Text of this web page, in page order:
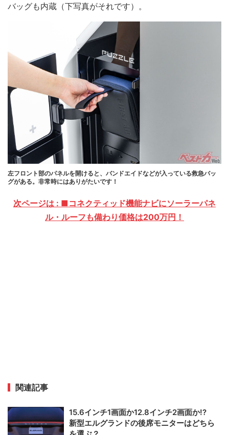
バッグも内蔵（下写真がそれです）。
左フロント部のパネルを開けると、バンドエイドなどが入っている救急バッ
グがある。非常時にはありがたいです！
次ページは : ■コネクティッド機能ナビにソーラーパネ
ル・ルーフも備わり価格は200万円！
関連記事
15.6インチ1画面か12.8インチ2画面か!?
新型エルグランドの後席モニターはどちら